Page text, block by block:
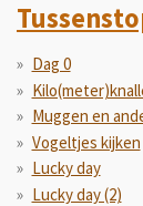
Dag 0
Muggen en
Vogeltjes kijken
Lucky day
Lucky day (2)